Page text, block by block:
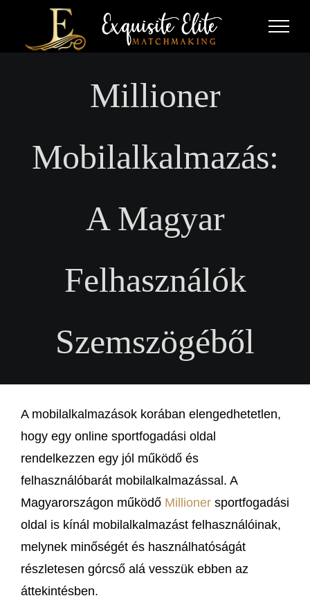
content
Millioner
Mobilalkalmazás:
A Magyar
Felhasználók
Szemszögéből
A mobilalkalmazások korában elengedhetetlen,
hogy egy online sportfogadási oldal
rendelkezzen egy jól működő és
felhasználóbarát mobilalkalmazással. A
Magyarországon működő Millioner sportfogadási
oldal is kínál mobilalkalmazást felhasználóinak,
melynek minőségét és használhatóságát
részletesen górcső alá vesszük ebben az
áttekintésben.